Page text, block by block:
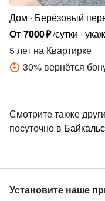
Дом
Берёзовый
От7000₽/сутки
5 лет на Квартирке
30% вернётся
Смотрите также
посуточно в
Установите наше